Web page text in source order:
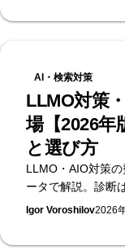
れのメリットとデ
AI・検索対策
LLMO対策
場【2026年
と選び方
LLMO・AIO対策
ータで解説。診断
は15〜80万円が中
Igor Voroshilov2026